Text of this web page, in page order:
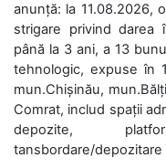
anunță: la 11.08.2026,
strigare privind
până la 3 ani, a 13
tehnologic, expuse în
mun.Chișinău,
Comrat, includ spații
depozite,
tansbordare/depozitare